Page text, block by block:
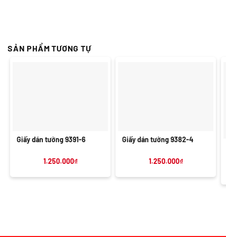
SẢN PHẨM TƯƠNG TỰ
Giấy dán tường 9391-6
1.250.000₫
Giấy dán tường 9382-4
1.250.000₫